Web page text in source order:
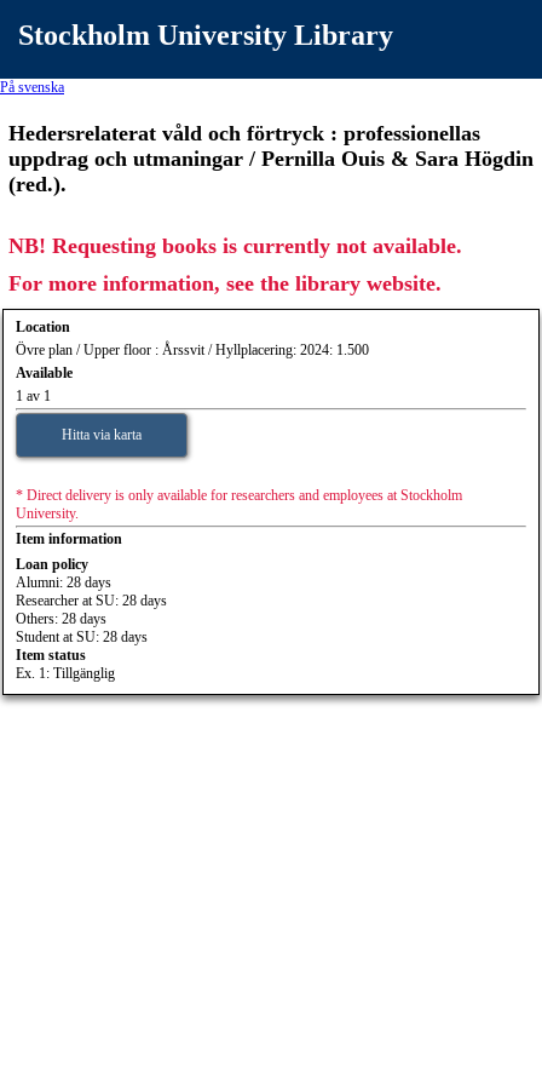
Stockholm University Library
På svenska
Hedersrelaterat våld och förtryck : professionellas
uppdrag och utmaningar / Pernilla Ouis & Sara Högdin
(red.).
NB! Requesting books is currently not available.
For more information, see the library website.
Location
Övre plan / Upper floor : Årssvit / Hyllplacering: 2024: 1.500
Available
1 av 1
Hitta via karta
* Direct delivery is only available for researchers and employees at Stockholm
University.
Item information
Loan policy
Alumni: 28 days
Researcher at SU: 28 days
Others: 28 days
Student at SU: 28 days
Item status
Ex. 1: Tillgänglig